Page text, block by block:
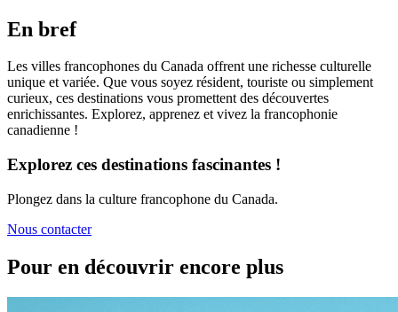
En bref
Les villes francophones du Canada offrent une richesse culturelle
unique et variée. Que vous soyez résident, touriste ou simplement
curieux, ces destinations vous promettent des découvertes
enrichissantes. Explorez, apprenez et vivez la francophonie
canadienne !
Explorez ces destinations fascinantes !
Plongez dans la culture francophone du Canada.
Nous contacter
Pour en découvrir encore plus